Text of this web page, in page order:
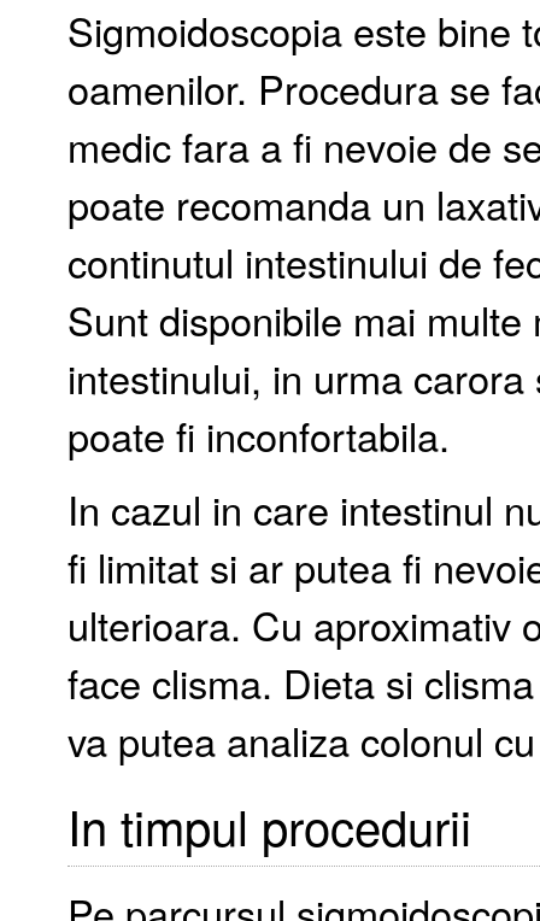
Sigmoidoscopia este bine
oamenilor. Procedura se
medic fara a fi nevoie de
poate recomanda un
continutul intestinului de
Sunt disponibile mai
intestinului, in urma
poate fi inconfortabila.
In cazul in care intestinul
fi limitat si ar putea fi
ulterioara. Cu aproximativ
face clisma. Dieta si
va putea analiza colonul
In timpul procedurii